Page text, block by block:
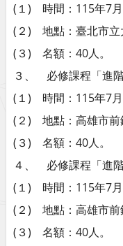
(１) 時間：115年7月
(２) 地點：臺北市立
(３) 名額：40人。
３、 必修課程「進
(１) 時間：115年7月
(２) 地點：高雄市前
(３) 名額：40人。
４、 必修課程「進
(１) 時間：115年7月
(２) 地點：高雄市前
(３) 名額：40人。